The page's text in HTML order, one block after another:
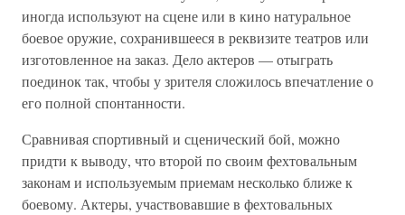
иногда используют на сцене или в кино натуральное
боевое оружие, сохранившееся в реквизите театров или
изготовленное на заказ. Дело актеров — отыграть
поединок так, чтобы у зрителя сложилось впечатление о
его полной спонтанности.
Сравнивая спортивный и сценический бой, можно
придти к выводу, что второй по своим фехтовальным
законам и используемым приемам несколько ближе к
боевому. Актеры, участвовавшие в фехтовальных